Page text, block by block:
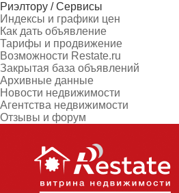
Риэлтору / Сервисы
Индексы и графики цен
Как дать объявление
Тарифы и продвижение
Возможности Restate.ru
Закрытая база объявлений
Архивные данные
Новости недвижимости
Агентства недвижимости
Отзывы и форум